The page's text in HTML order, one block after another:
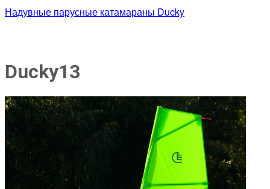
Надувные парусные катамараны Ducky
Ducky13